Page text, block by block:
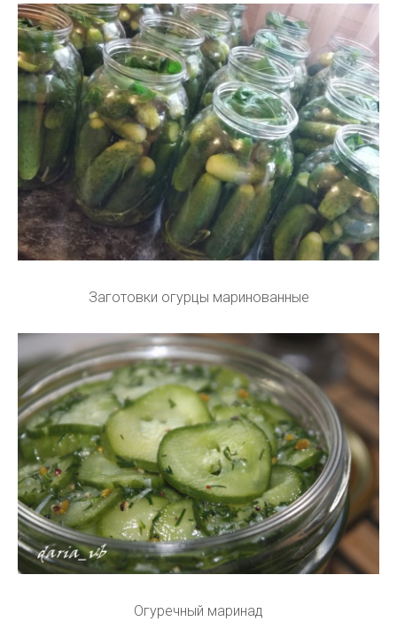
Заготовки огурцы маринованные
Огуречный маринад